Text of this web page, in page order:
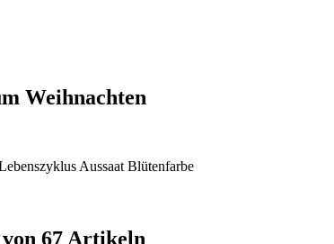
Weihnachten
Aussaat Blütenfarbe
von 67 Artikeln